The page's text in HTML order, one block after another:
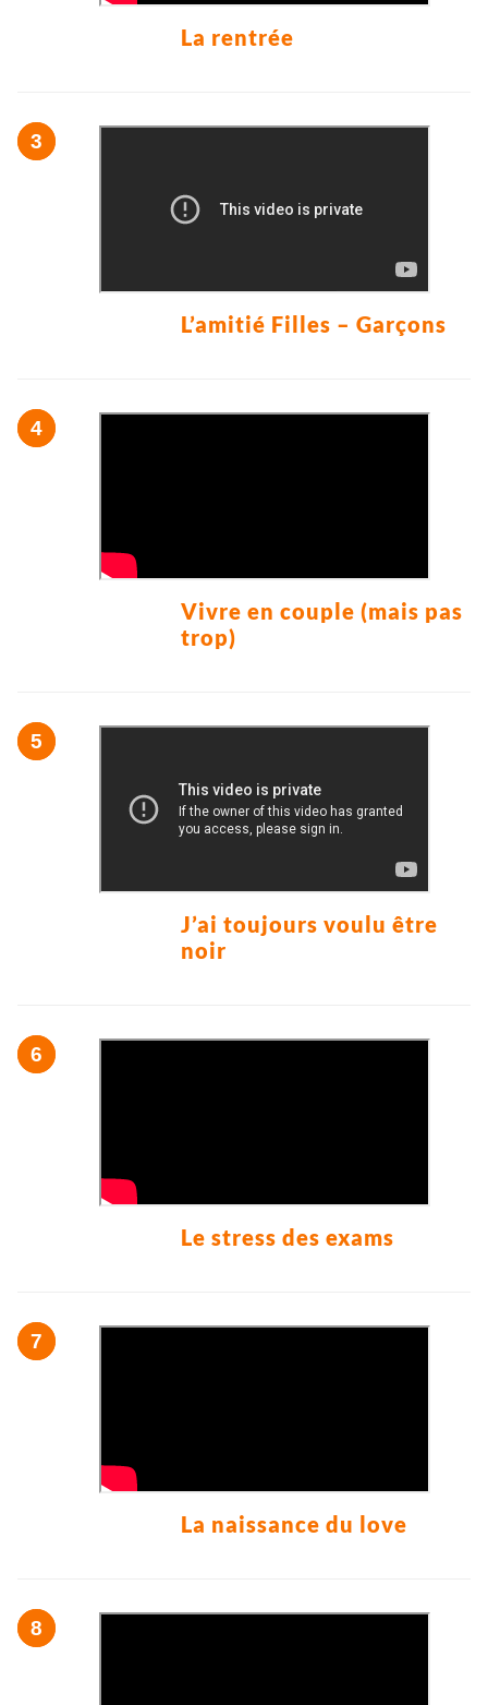
La rentrée
L’amitié Filles – Garçons
Vivre en couple (mais pas
trop)
J’ai toujours voulu être
noir
Le stress des exams
La naissance du love